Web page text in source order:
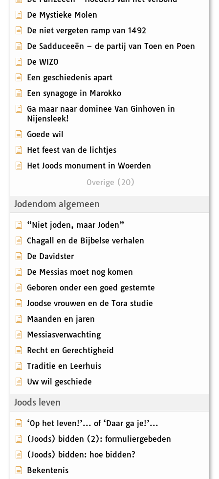
De Mystieke Molen
De niet vergeten ramp van 1492
De Sadduceeën – de partij van Toen en Poen
De WIZO
Een geschiedenis apart
Een synagoge in Marokko
Ga maar naar dominee Van Ginhoven in
Nijensleek!
Goede wil
Het feest van de lichtjes
Het Joods monument in Woerden
Overige (20)
Jodendom algemeen
“Niet joden, maar Joden”
Chagall en de Bijbelse verhalen
De Davidster
De Messias moet nog komen
Geboren onder een goed gesternte
Joodse vrouwen en de Tora studie
Maanden en jaren
Messiasverwachting
Recht en Gerechtigheid
Traditie en Leerhuis
Uw wil geschiede
Joods leven
‘Op het leven!’... of ‘Daar ga je!’...
(Joods) bidden (2): formuliergebeden
(Joods) bidden: hoe bidden?
Bekentenis